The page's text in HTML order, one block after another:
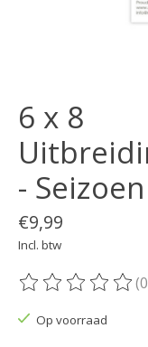
6 x 8
-
€9,99
Incl. btw
De beoordeling
Op voorraad